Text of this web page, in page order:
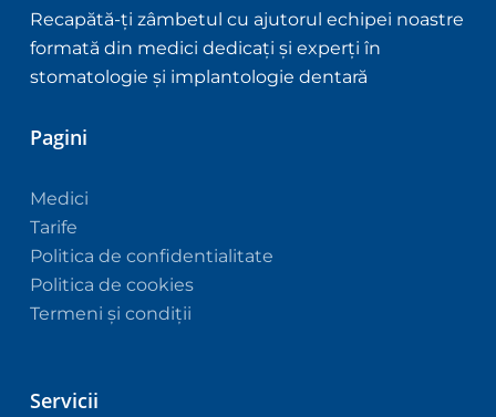
Recapătă-ți zâmbetul cu ajutorul echipei noastre
formată din medici dedicați și experți în
stomatologie și implantologie dentară
Pagini
Medici
Tarife
Politica de confidentialitate
Politica de cookies
Termeni și condiții
Servicii